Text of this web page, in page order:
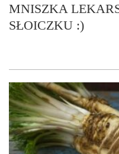
MNISZKA
SŁOICZKU :)